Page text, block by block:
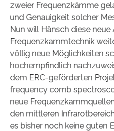
zweier Frequenzkämme
und Genauigkeit solcher
Nun will Hänsch diese
Frequenzkammtechnik
völlig neue Möglichkeiten
hochempfindlich
dem ERC-geförderten
frequency comb
neue
den mittleren
es bisher noch keine guten